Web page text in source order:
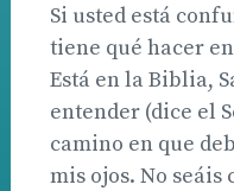
Si usted está
tiene qué hacer
Está en la Biblia,
entender (dice el
camino en que
mis ojos. No seáis